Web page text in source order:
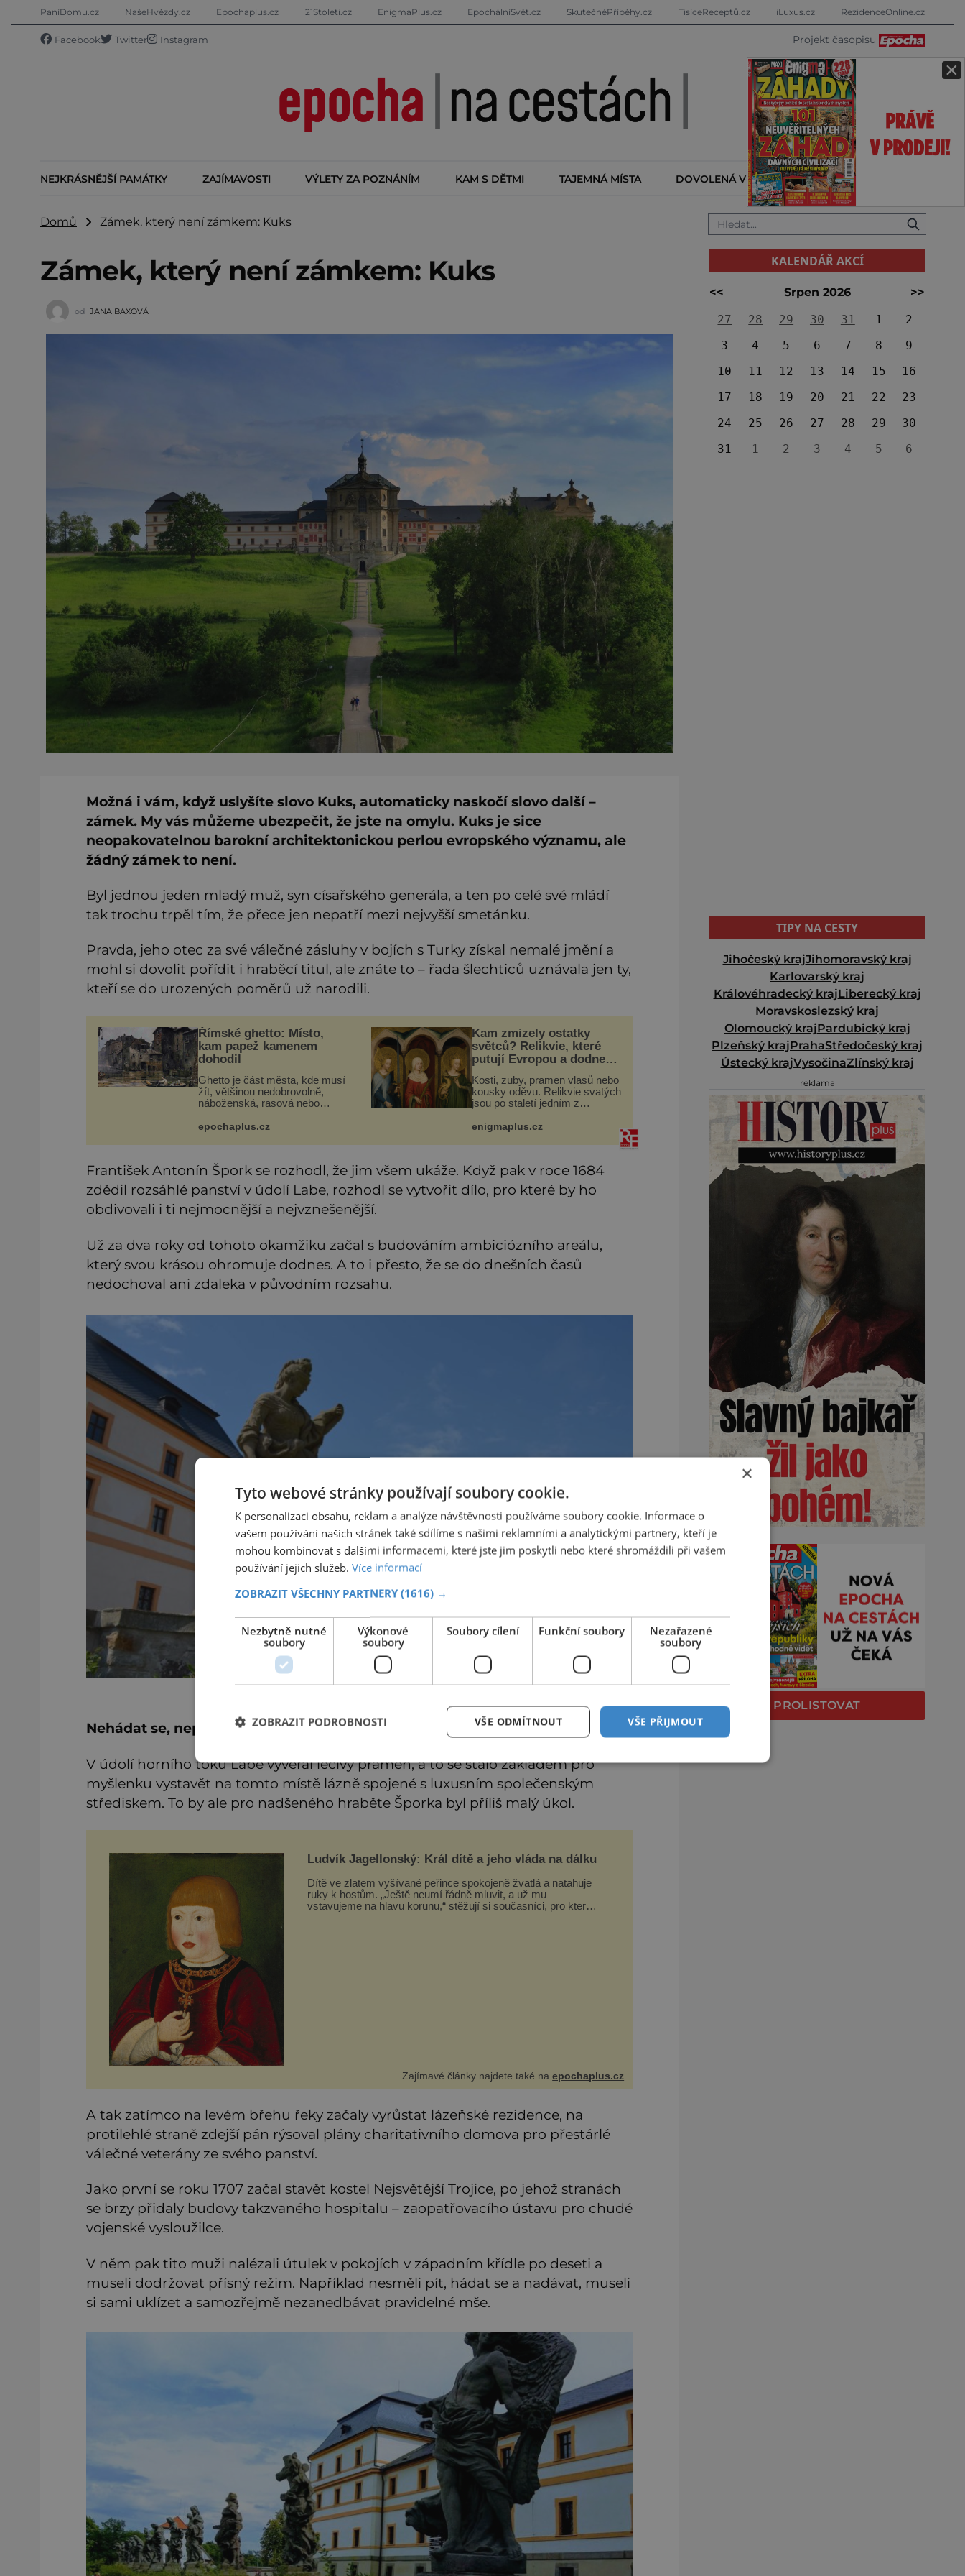
×
PaníDomu.cz NašeHvězdy.cz Epochaplus.cz 21Stoleti.cz EnigmaPlus.cz EpochálníSvět.cz SkutečnéPříběhy.cz TisíceReceptů.cz iLuxus.cz RezidenceOnline.cz
Facebook Twitter Instagram Projekt časopisu
NEJKRÁSNĚJŠÍ PAMÁTKY ZAJÍMAVOSTI VÝLETY ZA POZNÁNÍM KAM S DĚTMI TAJEMNÁ MÍSTA DOVOLENÁ V ZAHRANIČÍ KALENDÁŘ AKCÍ
Domů Zámek, který není zámkem: Kuks
Zámek, který není zámkem: Kuks
od JANA BAXOVÁ
Možná i vám, když uslyšíte slovo Kuks, automaticky naskočí slovo další –
zámek. My vás můžeme ubezpečit, že jste na omylu. Kuks je sice
neopakovatelnou barokní architektonickou perlou evropského významu, ale
žádný zámek to není.
Byl jednou jeden mladý muž, syn císařského generála, a ten po celé své mládí
tak trochu trpěl tím, že přece jen nepatří mezi nejvyšší smetánku.
Pravda, jeho otec za své válečné zásluhy v bojích s Turky získal nemalé jmění a
mohl si dovolit pořídit i hraběcí titul, ale znáte to – řada šlechticů uznávala jen ty,
kteří se do urozených poměrů už narodili.
Římské ghetto: Místo,
kam papež kamenem
dohodil
Ghetto je část města, kde musí
žít, většinou nedobrovolně,
náboženská, rasová nebo
Bohaté historické zkušenosti
Už od středověku jsou totiž
epochaplus.cz
Kam zmizely ostatky
světců? Relikvie, které
putují Evropou a dodnes
Kosti, zuby, pramen vlasů nebo
kousky oděvu. Relikvie svatých
jsou po staletí jedním z
křesťanského světa. Některé
jiné provází záhady, krádeže
enigmaplus.cz
František Antonín Špork se rozhodl, že jim všem ukáže. Když pak v roce 1684
zdědil rozsáhlé panství v údolí Labe, rozhodl se vytvořit dílo, pro které by ho
obdivovali i ti nejmocnější a nejvznešenější.
Už za dva roky od tohoto okamžiku začal s budováním ambiciózního areálu,
který svou krásou ohromuje dodnes. A to i přesto, že se do dnešních časů
nedochoval ani zdaleka v původním rozsahu.
Nehádat se, nepít a modlit se
V údolí horního toku Labe vyvěral léčivý pramen, a to se stalo základem pro
myšlenku vystavět na tomto místě lázně spojené s luxusním společenským
střediskem. To by ale pro nadšeného hraběte Šporka byl příliš malý úkol.
Ludvík Jagellonský: Král dítě a jeho vláda na dálku
Dítě ve zlatem vyšívané peřince spokojeně žvatlá a natahuje
ruky k hostům. „Ještě neumí řádně mluvit, a už mu
vstavujeme na hlavu korunu,“ stěžují si současníci, pro které
Zajímavé články najdete také naepochaplus.cz
A tak zatímco na levém břehu řeky začaly vyrůstat lázeňské rezidence, na
protilehlé straně zdejší pán rýsoval plány charitativního domova pro přestárlé
válečné veterány ze svého panství.
Jako první se roku 1707 začal stavět kostel Nejsvětější Trojice, po jehož stranách
se brzy přidaly budovy takzvaného hospitalu – zaopatřovacího ústavu pro chudé
vojenské vysloužilce.
V něm pak tito muži nalézali útulek v pokojích v západním křídle po deseti a
museli dodržovat přísný režim. Například nesměli pít, hádat se a nadávat, museli
si sami uklízet a samozřejmě nezanedbávat pravidelné mše.
KALENDÁŘ AKCÍ
<< Srpen 2026
>>
27
28 29 30 31 1
2
3
4 5 6 7 8
9
10
11 12 13 14 15
16
17
18 19 20 21 22
23
24
25 26 27 28 29
30
31
1 2 3 4 5 6
TIPY NA CESTY
Jihočeský krajJihomoravský kraj
Karlovarský kraj
Královéhradecký krajLiberecký kraj
Moravskoslezský kraj
Olomoucký krajPardubický kraj
Plzeňský krajPrahaStředočeský kraj
Ústecký krajVysočinaZlínský kraj
reklama
PROLISTOVAT
×
Tyto webové stránky používají soubory cookie.
K personalizaci obsahu, reklam a analýze návštěvnosti používáme soubory cookie. Informace o
vašem používání našich stránek také sdílíme s našimi reklamními a analytickými partnery, kteří je
mohou kombinovat s dalšími informacemi, které jste jim poskytli nebo které shromáždili při vašem
používání jejich služeb. Více informací
ZOBRAZIT VŠECHNY PARTNERY (1616) →
Nezbytně nutné
soubory
Výkonové
soubory
Soubory cílení Funkční soubory
Nezařazené
soubory
VŠE PŘIJMOUT
VŠE ODMÍTNOUT
ZOBRAZIT PODROBNOSTI